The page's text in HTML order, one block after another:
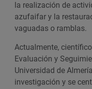
la realización de
azufaifar y la
vaguadas o ramblas.
Actualmente,
Evaluación y
Universidad de
investigación y se